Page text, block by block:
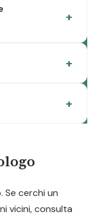
Se cerchi un
vicini, consulta